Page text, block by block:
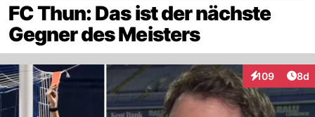
FC Thun: Das ist der nächste
Gegner des Meisters
109
Interaktionen
8d